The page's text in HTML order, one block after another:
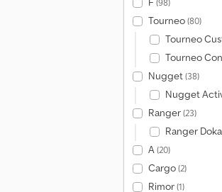
Tourneo(80)
Tourneo
Tourneo
Nugget(38)
Nugget
Ranger(23)
Ranger Doka
A(20)
Cargo(2)
Rimor(1)